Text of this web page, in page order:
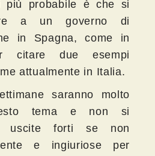
più probabile è che si
a un governo di
in Spagna, come in
citare due esempi
attualmente in Italia.
saranno molto
tema e non si
uscite forti se non
e ingiuriose per